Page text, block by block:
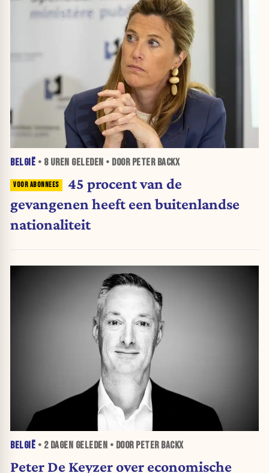
BELGIË • 8 UREN GELEDEN • DOOR PETER BACKX
45 procent van de
gevangenen heeft een buitenlandse
nationaliteit
BELGIË • 2 DAGEN GELEDEN • DOOR PETER BACKX
Peter De Keyzer over economische